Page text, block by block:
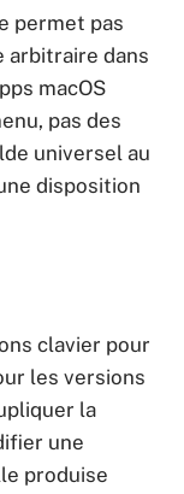
permet pas
arbitraire dans
macOS
pas des
universel au
disposition
clavier pour
les versions
la
une
produise